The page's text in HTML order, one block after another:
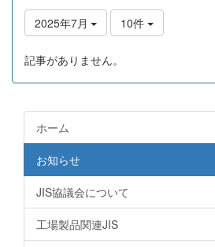
2025年7月 10件
記事がありません。
ホーム
お知らせ
JIS協議会について
工場製品関連JIS